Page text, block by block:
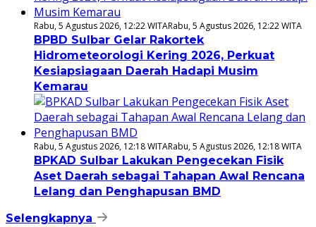
Rabu, 5 Agustus 2026, 12:22 WITARabu, 5 Agustus 2026, 12:22 WITA
BPBD Sulbar Gelar Rakortek
Hidrometeorologi Kering 2026, Perkuat
Kesiapsiagaan Daerah Hadapi Musim
Kemarau
Rabu, 5 Agustus 2026, 12:18 WITARabu, 5 Agustus 2026, 12:18 WITA
BPKAD Sulbar Lakukan Pengecekan Fisik
Aset Daerah sebagai Tahapan Awal Rencana
Lelang dan Penghapusan BMD
Selengkapnya